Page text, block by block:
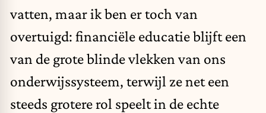
vatten, maar ik ben er toch van
overtuigd: financiële educatie blijft een
van de grote blinde vlekken van ons
onderwijssysteem, terwijl ze net een
steeds grotere rol speelt in de echte